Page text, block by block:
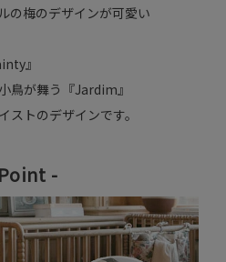
の梅のデザインが可愛い
』
鳥が舞う『Jardim』
ストのデザインです。
-